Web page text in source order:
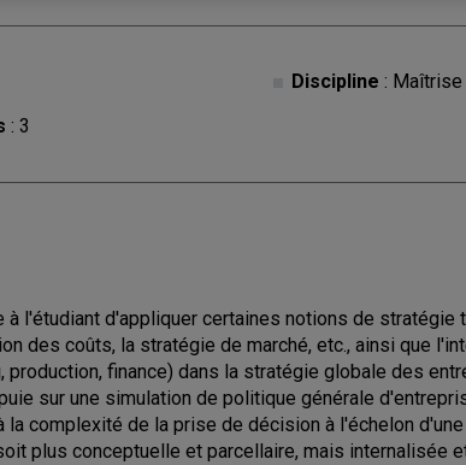
: 3
Discipline :
à l'étudiant d'appliquer certaines notions de stratégie
des coûts, la stratégie de marché, etc., ainsi que
production, finance) dans la stratégie globale des
sur une simulation de politique générale
la complexité de la prise de décision à l'échelon
plus conceptuelle et parcellaire, mais internalisée